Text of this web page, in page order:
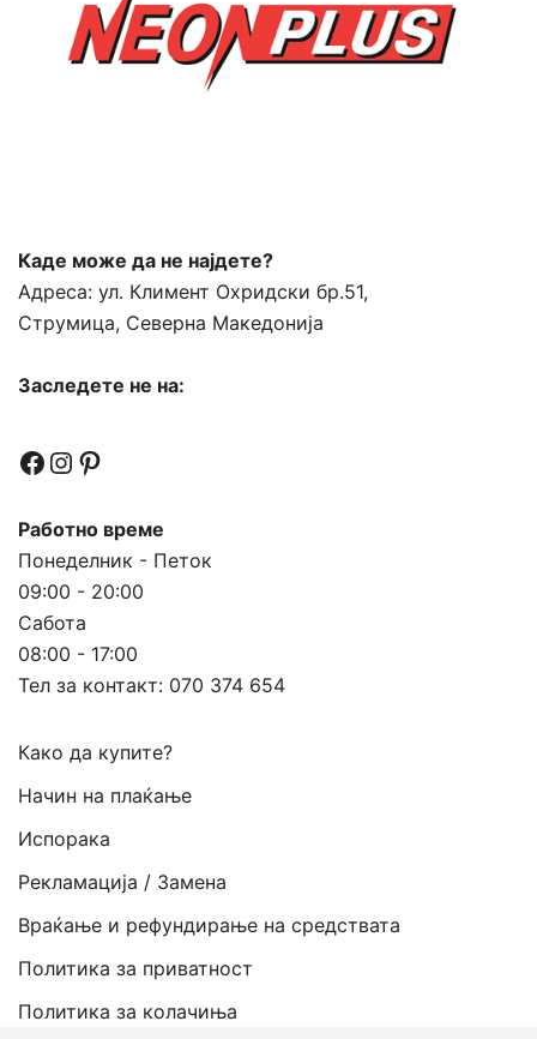
Каде може да не најдете?
Адреса: ул. Климент Охридски бр.51,
Струмица, Северна Македонија
Заследете не на:
Facebook
Instagram
Pinterest
Работно време
Понеделник - Петок
09:00 - 20:00
Сабота
08:00 - 17:00
Тел за контакт: 070 374 654
Како да купите?
Начин на плаќање
Испорака
Рекламација / Замена
Враќање и рефундирање на средствата
Политика за приватност
Политика за колачиња